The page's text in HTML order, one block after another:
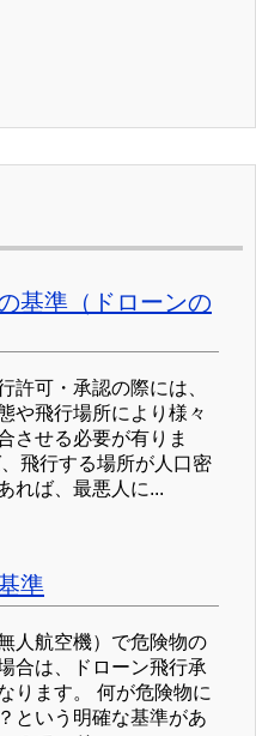
基準（ドローンの
許可・承認の際には、
や飛行場所により様々
させる必要が有りま
飛行する場所が人口密
れば、最悪人に...
準
人航空機）で危険物の
合は、ドローン飛行承
ります。 何が危険物に
という明確な基準があ